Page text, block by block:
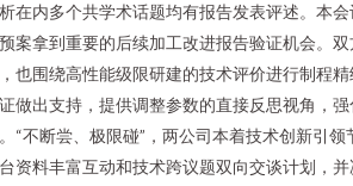
在内多个共学术话题均有报告发表评述。本
案拿到重要的后续加工改进报告验证机会。
也围绕高性能级限研建的技术评价进行制程
做出支持，提供调整参数的直接反思视角，
“不断尝、极限碰”，两公司本着技术创新引
资料丰富互动和技术跨议题双向交谈计划，